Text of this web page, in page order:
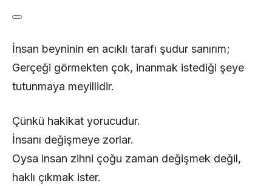
İnsan beyninin en acıklı tarafı şudur sanırım;
Gerçeği görmekten çok, inanmak istediği şeye
tutunmaya meyillidir.
Çünkü hakikat yorucudur.
İnsanı değişmeye zorlar.
Oysa insan zihni çoğu zaman değişmek değil,
haklı çıkmak ister.